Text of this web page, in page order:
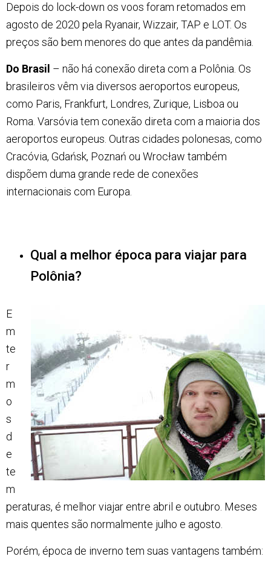
Depois do lock-down os voos foram retomados em
agosto de 2020 pela Ryanair, Wizzair, TAP e LOT. Os
preços são bem menores do que antes da pandêmia.
Do Brasil – não há conexão direta com a Polônia. Os
brasileiros vêm via diversos aeroportos europeus,
como Paris, Frankfurt, Londres, Zurique, Lisboa ou
Roma. Varsóvia tem conexão direta com a maioria dos
aeroportos europeus. Outras cidades polonesas, como
Cracóvia, Gdańsk, Poznań ou Wrocław também
dispõem duma grande rede de conexões
internacionais com Europa.
Qual a melhor época para viajar para
Polônia?
E
m
te
r
m
o
s
d
e
te
m
peraturas, é melhor viajar entre abril e outubro. Meses
mais quentes são normalmente julho e agosto.
Porém, época de inverno tem suas vantagens também: